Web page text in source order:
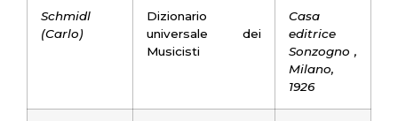
Schmidl
(Carlo)
Dizionario
universale dei
Musicisti
Casa
editrice
Sonzogno ,
Milano,
1926